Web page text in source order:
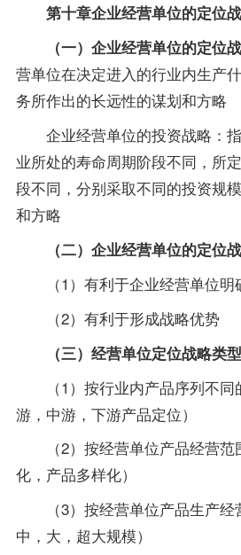
第十章企业经营单位的定位
（一）企业经营单位的定位
营单位在决定进入的行业内生产
务所作出的长远性的谋划和方略
企业经营单位的投资战略：
业所处的寿命周期阶段不同，所
段不同，分别采取不同的投资规
和方略
（二）企业经营单位的定位
（1）有利于企业经营单位明
（2）有利于形成战略优势
（三）经营单位定位战略类型
（1）按行业内产品序列不同
游，中游，下游产品定位）
（2）按经营单位产品经营范
化，产品多样化）
（3）按经营单位产品生产经
中，大，超大规模）